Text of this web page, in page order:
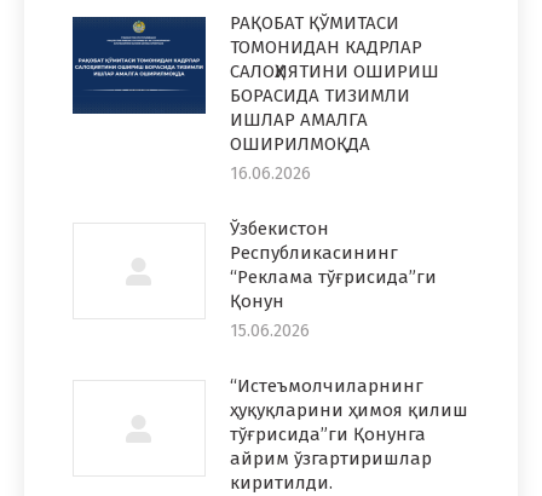
РАҚОБАТ ҚЎМИТАСИ
ТОМОНИДАН КАДРЛАР
САЛОҲИЯТИНИ ОШИРИШ
БОРАСИДА ТИЗИМЛИ
ИШЛАР АМАЛГА
ОШИРИЛМОҚДА
16.06.2026
Ўзбекистон
Республикасининг
“Реклама тўғрисида”ги
Қонун
15.06.2026
“Истеъмолчиларнинг
ҳуқуқларини ҳимоя қилиш
тўғрисида”ги Қонунга
айрим ўзгартиришлар
киритилди.